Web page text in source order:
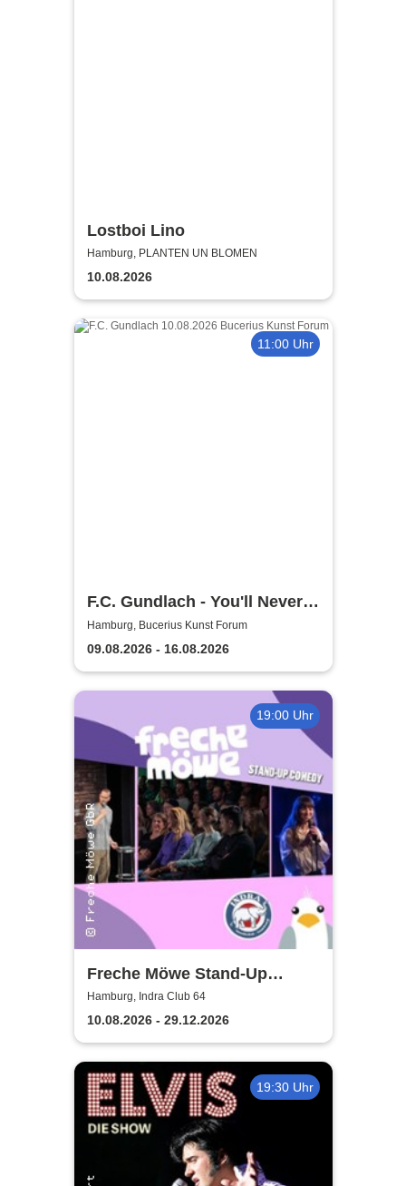
Lostboi Lino
Hamburg, PLANTEN UN BLOMEN
10.08.2026
11:00 Uhr
F.C. Gundlach - You'll Never
Watch Alone
Hamburg, Bucerius Kunst Forum
09.08.2026 - 16.08.2026
19:00 Uhr
Freche Möwe Stand-Up
Comedy | Indra
Hamburg, Indra Club 64
10.08.2026 - 29.12.2026
19:30 Uhr